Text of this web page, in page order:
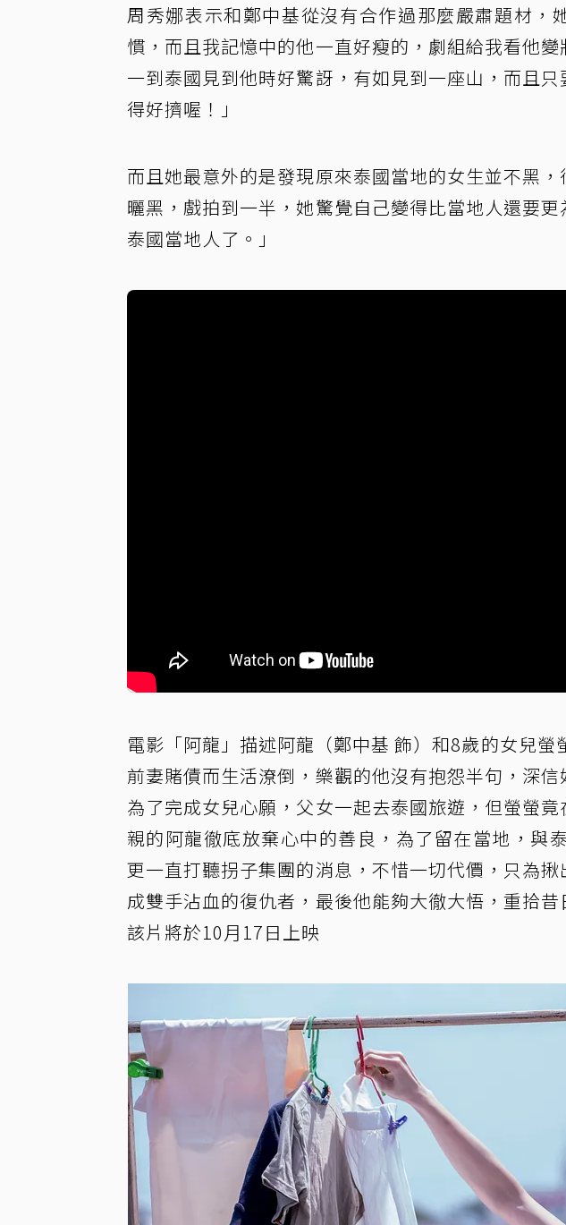
周秀娜表示和鄭中基從沒有合作過那麼嚴肅題材，
慣，而且我記憶中的他一直好瘦的，劇組給我看他
一到泰國見到他時好驚訝，有如見到一座山，而且
得好擠喔！」
而且她最意外的是發現原來泰國當地的女生並不黑
曬黑，戲拍到一半，她驚覺自己變得比當地人還要
泰國當地人了。」
電影「阿龍」描述阿龍（鄭中基 飾）和8歲的女兒螢
前妻賭債而生活潦倒，樂觀的他沒有抱怨半句，深
為了完成女兒心願，父女一起去泰國旅遊，但螢螢
親的阿龍徹底放棄心中的善良，為了留在當地，與
更一直打聽拐子集團的消息，不惜一切代價，只為
成雙手沾血的復仇者，最後他能夠大徹大悟，重拾
該片將於10月17日上映